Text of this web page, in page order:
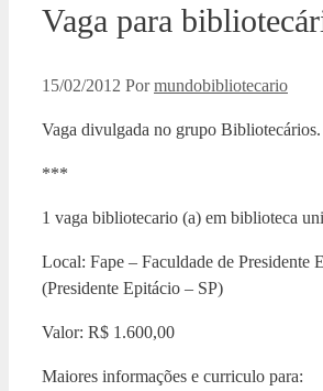
Vaga para
15/02/2012 Pormundobibliotecario
Vaga divulgada no grupo Bibliotecários.
***
1 vaga bibliotecario (a) em biblioteca
Local: Fape – Faculdade de Presidente
(Presidente Epitácio – SP)
Valor: R$ 1.600,00
Maiores informações e curriculo para: